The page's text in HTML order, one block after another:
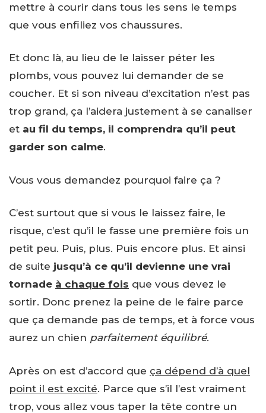
mettre à courir dans tous les sens le temps
que vous enfiliez vos chaussures.
Et donc là, au lieu de le laisser péter les
plombs, vous pouvez lui demander de se
coucher. Et si son niveau d’excitation n’est pas
trop grand, ça l’aidera justement à se canaliser
et au fil du temps, il comprendra qu’il peut
garder son calme.
Vous vous demandez pourquoi faire ça ?
C’est surtout que si vous le laissez faire, le
risque, c’est qu’il le fasse une première fois un
petit peu. Puis, plus. Puis encore plus. Et ainsi
de suite jusqu’à ce qu’il devienne une vrai
tornade à chaque fois que vous devez le
sortir. Donc prenez la peine de le faire parce
que ça demande pas de temps, et à force vous
aurez un chien parfaitement équilibré.
Après on est d’accord que ça dépend d’à quel
point il est excité. Parce que s’il l’est vraiment
trop, vous allez vous taper la tête contre un